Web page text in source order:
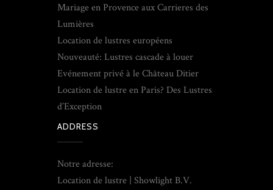
Mariage en Provence aux Carrieres des
Lumières
Location de lustres européens
Nouveauté: Lustres cascade à louer
Evénement privé à le Château Ditier
Location de lustre en Paris? Des Lustres
d’Exception
ADDRESS
Notre adresse:
Location de lustre | Showlight B.V.